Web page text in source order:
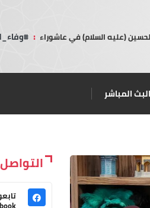
(عليه السلام) في عاشوراء :
البث المباشر